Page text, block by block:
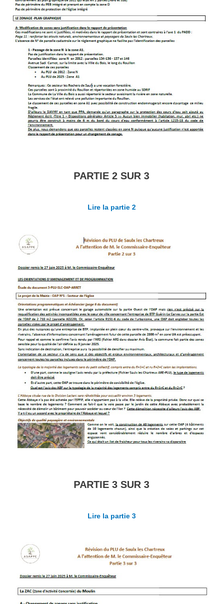
PARTIE 2 SUR 3
Lire la partie 2
PARTIE 3 SUR 3
Lire la partie 3